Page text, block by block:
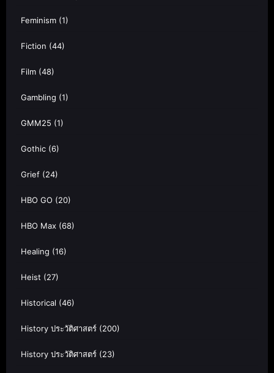
Feminism (1)
Fiction (44)
Film (48)
Gambling (1)
GMM25 (1)
Gothic (6)
Grief (24)
HBO GO (20)
HBO Max (68)
Healing (16)
Heist (27)
Historical (46)
History ประวัติศาสตร์ (200)
History ประวัติศาสตร์ (23)